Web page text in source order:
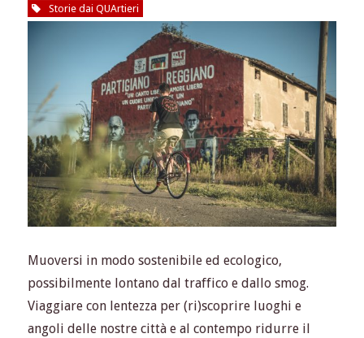
Storie dai QUArtieri
Muoversi in modo sostenibile ed ecologico,
possibilmente lontano dal traffico e dallo smog.
Viaggiare con lentezza per (ri)scoprire luoghi e
angoli delle nostre città e al contempo ridurre il